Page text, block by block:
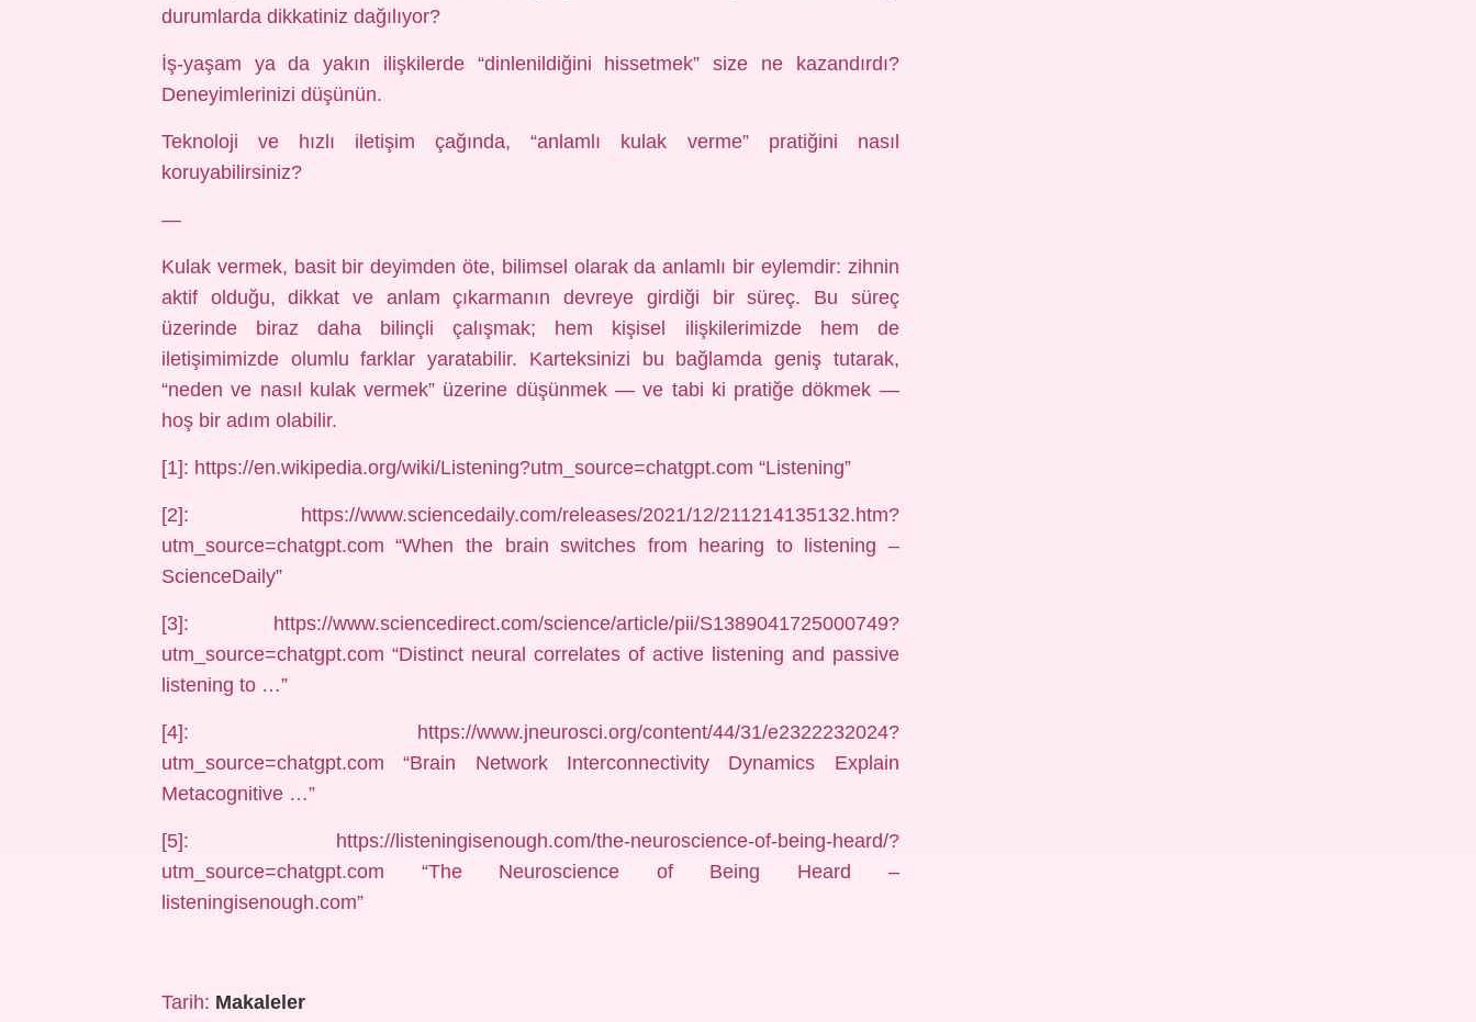
durumlarda dikkatiniz dağılıyor?
İş‑yaşam ya da yakın ilişkilerde “dinlenildiğini hissetmek” size ne kazandırdı?
Deneyimlerinizi düşünün.
Teknoloji ve hızlı iletişim çağında, “anlamlı kulak verme” pratiğini nasıl
koruyabilirsiniz?
—
Kulak vermek, basit bir deyimden öte, bilimsel olarak da anlamlı bir eylemdir: zihnin
aktif olduğu, dikkat ve anlam çıkarmanın devreye girdiği bir süreç. Bu süreç
üzerinde biraz daha bilinçli çalışmak; hem kişisel ilişkilerimizde hem de
iletişimimizde olumlu farklar yaratabilir. Karteksinizi bu bağlamda geniş tutarak,
“neden ve nasıl kulak vermek” üzerine düşünmek — ve tabi ki pratiğe dökmek —
hoş bir adım olabilir.
[1]: https://en.wikipedia.org/wiki/Listening?utm_source=chatgpt.com “Listening”
[2]: https://www.sciencedaily.com/releases/2021/12/211214135132.htm?
utm_source=chatgpt.com “When the brain switches from hearing to listening –
ScienceDaily”
[3]: https://www.sciencedirect.com/science/article/pii/S1389041725000749?
utm_source=chatgpt.com “Distinct neural correlates of active listening and passive
listening to …”
[4]: https://www.jneurosci.org/content/44/31/e2322232024?
utm_source=chatgpt.com “Brain Network Interconnectivity Dynamics Explain
Metacognitive …”
[5]: https://listeningisenough.com/the-neuroscience-of-being-heard/?
utm_source=chatgpt.com “The Neuroscience of Being Heard –
listeningisenough.com”
Tarih: Makaleler